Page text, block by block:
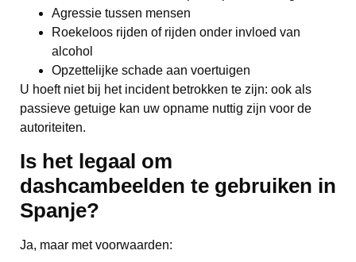
Agressie tussen mensen
Roekeloos rijden of rijden onder invloed van
alcohol
Opzettelijke schade aan voertuigen
U hoeft niet bij het incident betrokken te zijn: ook als
passieve getuige kan uw opname nuttig zijn voor de
autoriteiten.
Is het legaal om
dashcambeelden te gebruiken in
Spanje?
Ja, maar met voorwaarden: